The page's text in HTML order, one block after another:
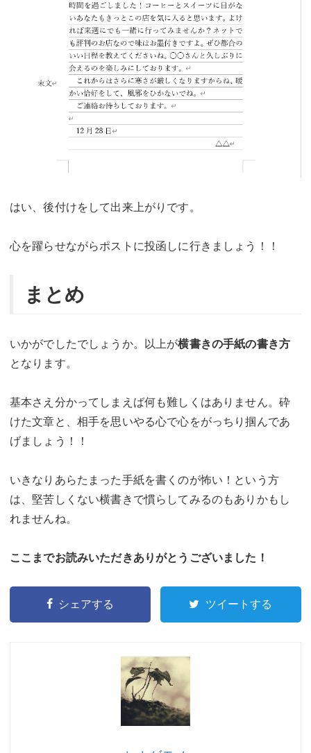
はい、後付けをして出来上がりです。
心を躍らせながらポストに投函しに行きましょう！！
まとめ
いかがでしたでしょうか。以上が横書きの手紙の書き方
となります。
基本さえ分かってしまえば何も難しくはありません。砕
けた文章と、相手を思いやる心で心をがっちり掴んであ
げましょう！！
いきなりあらたまった手紙を書くのが怖い！という方
は、堅苦しくない横書きで慣らしてみるのもありかもし
れませんね。
ここまでお読みいただきありがとうございました！
シェアする ツイートする